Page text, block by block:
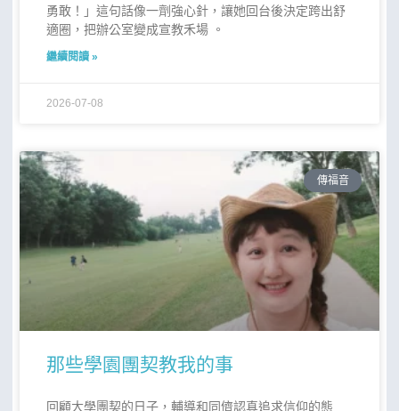
勇敢！」這句話像一劑強心針，讓她回台後決定跨出舒
適圈，把辦公室變成宣教禾場 。
繼續閱讀 »
2026-07-08
傳福音
那些學園團契教我的事
回顧大學團契的日子，輔導和同儕認真追求信仰的態